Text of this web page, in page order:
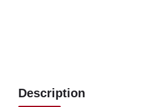
Description